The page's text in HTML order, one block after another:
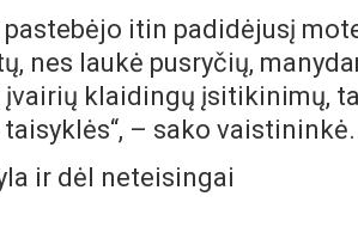
itin padidėjusį
nes laukė pusryčių,
klaidingų įsitikinimų,
– sako
ir dėl neteisingai